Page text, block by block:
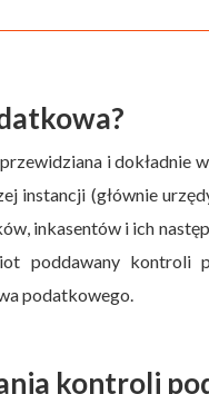
i dokładnie
instancji (głównie
inkasentów i ich
poddawany kontroli
podatkowego.
kontroli